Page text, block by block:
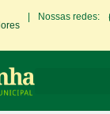
Nossas redes: